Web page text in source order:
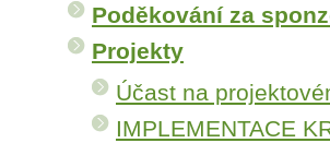
Poděkování za
Projekty
Účast na
IMPLEMENTACE